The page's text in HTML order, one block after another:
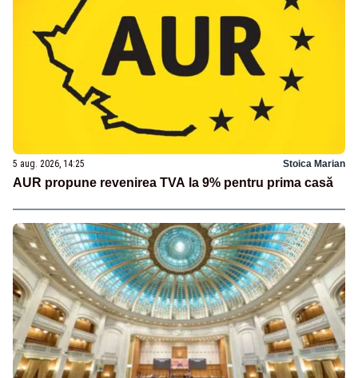
5 aug. 2026, 14:25 Stoica Marian
AUR propune revenirea TVA la 9% pentru prima casă